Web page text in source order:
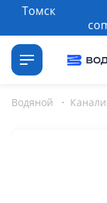
Томск
Водяной ·